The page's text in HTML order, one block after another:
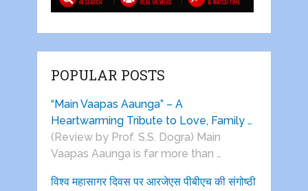
POPULAR POSTS
“Main Vaapas Aaunga” – A
Heartwarming Tribute to Love, Family …
(Review by Prof. S.S. Dogra) Main
Vaapas Aaunga is far more than …
विश्व महासागर दिवस पर आरजेएस पीबीएच की संगोष्ठी